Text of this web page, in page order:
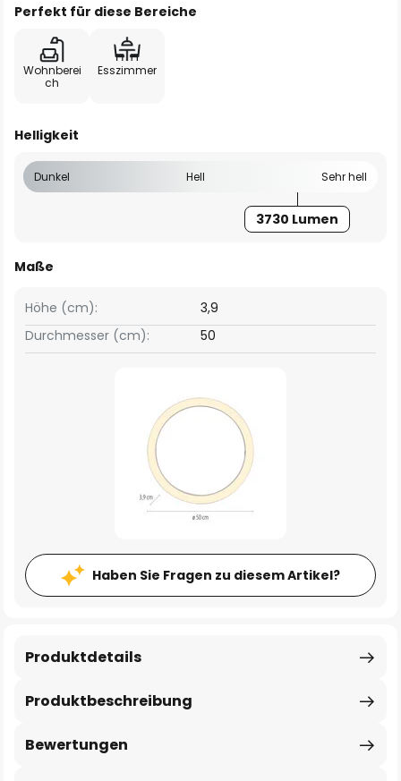
Perfekt für diese Bereiche
Wohnberei
ch
Esszimmer
Helligkeit
Dunkel Hell Sehr hell
3730 Lumen
Maße
Höhe (cm):
3,9
Durchmesser (cm):
50
Haben Sie Fragen zu diesem Artikel?
Produktbeschreibung
Produktdetails
Bewertungen